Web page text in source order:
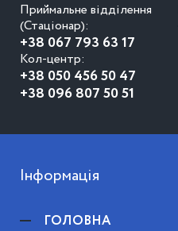
Приймальне відділення
(Стаціонар):
+38 067 793 63 17
Кол-центр:
+38 050 456 50 47
+38 096 807 50 51
Інформація
ГОЛОВНА